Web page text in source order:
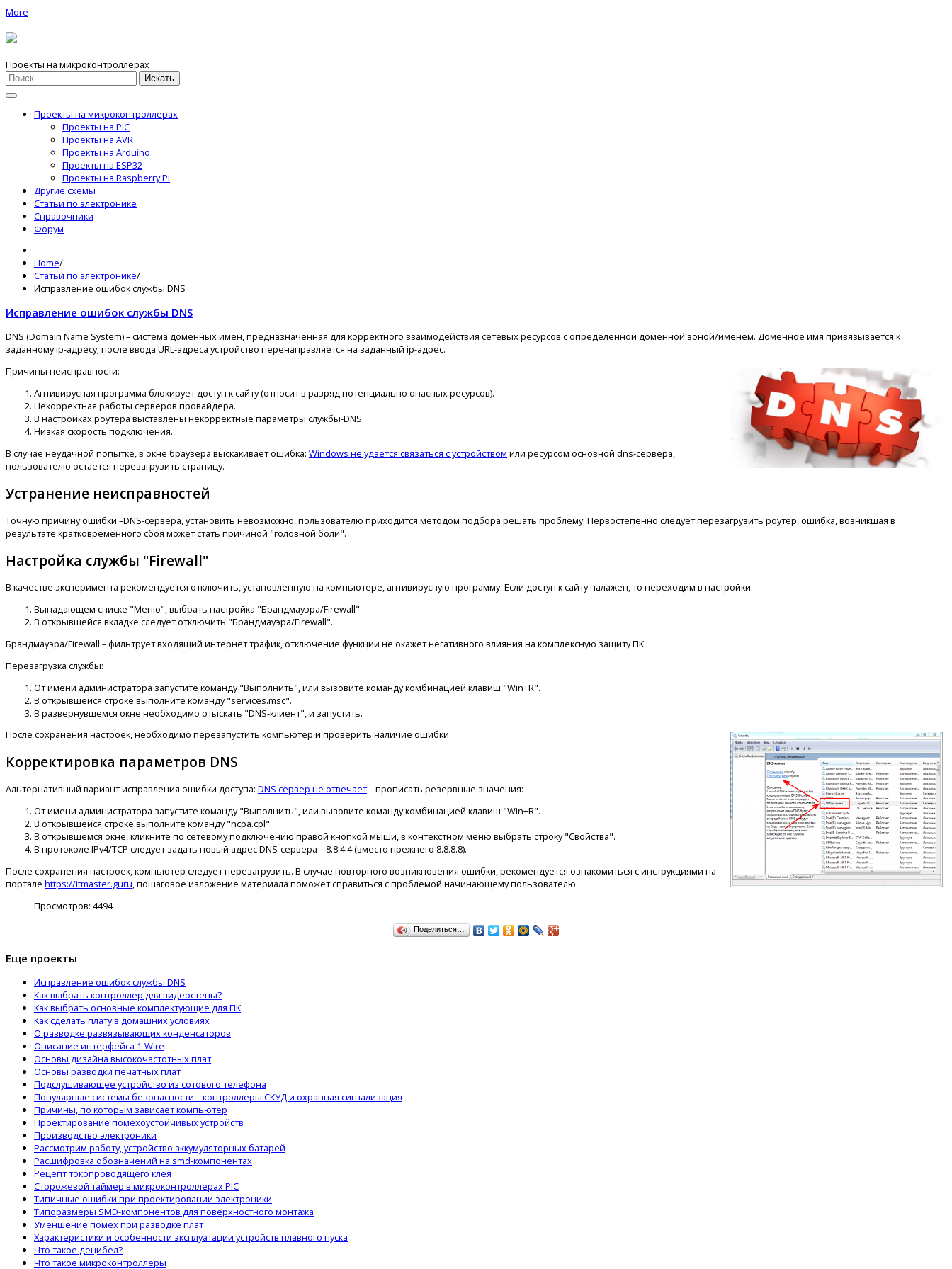
More
Проекты на микроконтроллерах
Искать
Проекты на микроконтроллерах
Проекты на PIC
Проекты на AVR
Проекты на Arduino
Проекты на ESP32
Проекты на Raspberry Pi
Другие схемы
Статьи по электронике
Справочники
Форум
Home/
Статьи по электронике/
Исправление ошибок службы DNS
Исправление ошибок службы DNS
DNS (Domain Name System) – система доменных имен, предназначенная для корректного взаимодействия сетевых ресурсов с определенной доменной зоной/именем. Доменное имя привязывается к
заданному ip-адресу; после ввода URL-адреса устройство перенаправляется на заданный ip-адрес.
Причины неисправности:
Антивирусная программа блокирует доступ к сайту (относит в разряд потенциально опасных ресурсов).
Некорректная работы серверов провайдера.
В настройках роутера выставлены некорректные параметры службы-DNS.
Низкая скорость подключения.
В случае неудачной попытке, в окне браузера выскакивает ошибка: Windows не удается связаться с устройством или ресурсом основной dns-сервера,
пользователю остается перезагрузить страницу.
Устранение неисправностей
Точную причину ошибки –DNS-сервера, установить невозможно, пользователю приходится методом подбора решать проблему. Первостепенно следует перезагрузить роутер, ошибка, возникшая в
результате кратковременного сбоя может стать причиной "головной боли".
Настройка службы "Firewall"
В качестве эксперимента рекомендуется отключить, установленную на компьютере, антивирусную программу. Если доступ к сайту налажен, то переходим в настройки.
Выпадающем списке "Меню", выбрать настройка "Брандмауэра/Firewall".
В открывшейся вкладке следует отключить "Брандмауэра/Firewall".
Брандмауэра/Firewall – фильтрует входящий интернет трафик, отключение функции не окажет негативного влияния на комплексную защиту ПК.
Перезагрузка службы:
От имени администратора запустите команду "Выполнить", или вызовите команду комбинацией клавиш "Win+R".
В открывшейся строке выполните команду "services.msc".
В развернувшемся окне необходимо отыскать "DNS-клиент", и запустить.
После сохранения настроек, необходимо перезапустить компьютер и проверить наличие ошибки.
Корректировка параметров DNS
Альтернативный вариант исправления ошибки доступа: DNS сервер не отвечает– прописать резервные значения:
От имени администратора запустите команду "Выполнить", или вызовите команду комбинацией клавиш "Win+R".
В открывшейся строке выполните команду "ncpa.cpl".
В открывшемся окне, кликните по сетевому подключению правой кнопкой мыши, в контекстном меню выбрать строку "Свойства".
В протоколе IPv4/TCP следует задать новый адрес DNS-сервера – 8.8.4.4 (вместо прежнего 8.8.8.8).
После сохранения настроек, компьютер следует перезагрузить. В случае повторного возникновения ошибки, рекомендуется ознакомиться с инструкциями на
портале https://itmaster.guru, пошаговое изложение материала поможет справиться с проблемой начинающему пользователю.
Просмотров: 4494
Поделиться…
Еще проекты
Исправление ошибок службы DNS
Как выбрать контроллер для видеостены?
Как выбрать основные комплектующие для ПК
Как сделать плату в домашних условиях
О разводке развязывающих конденсаторов
Описание интерфейса 1-Wire
Основы дизайна высокочастотных плат
Основы разводки печатных плат
Подслушивающее устройство из сотового телефона
Популярные системы безопасности – контроллеры СКУД и охранная сигнализация
Причины, по которым зависает компьютер
Проектирование помехоустойчивых устройств
Производство электроники
Рассмотрим работу, устройство аккумуляторных батарей
Расшифровка обозначений на smd-компонентах
Рецепт токопроводящего клея
Сторожевой таймер в микроконтроллерах PIC
Типичные ошибки при проектировании электроники
Типоразмеры SMD-компонентов для поверхностного монтажа
Уменшение помех при разводке плат
Характеристики и особенности эксплуатации устройств плавного пуска
Что такое децибел?
Что такое микроконтроллеры